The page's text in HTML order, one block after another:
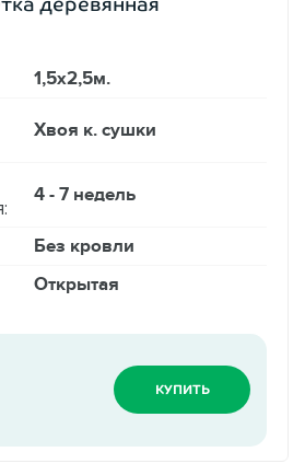
1,5х2,5м.
Хвоя к. сушки
4 - 7 недель
Без кровли
Открытая
КУПИТЬ